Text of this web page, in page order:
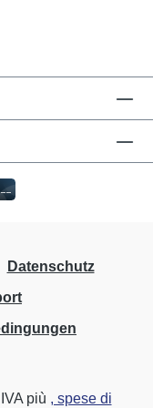
Datenschutz
più , spese di